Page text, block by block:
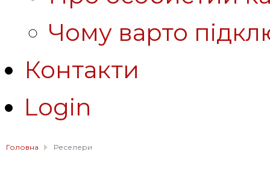
Чому варто
Контакти
Login
Головна Реселери